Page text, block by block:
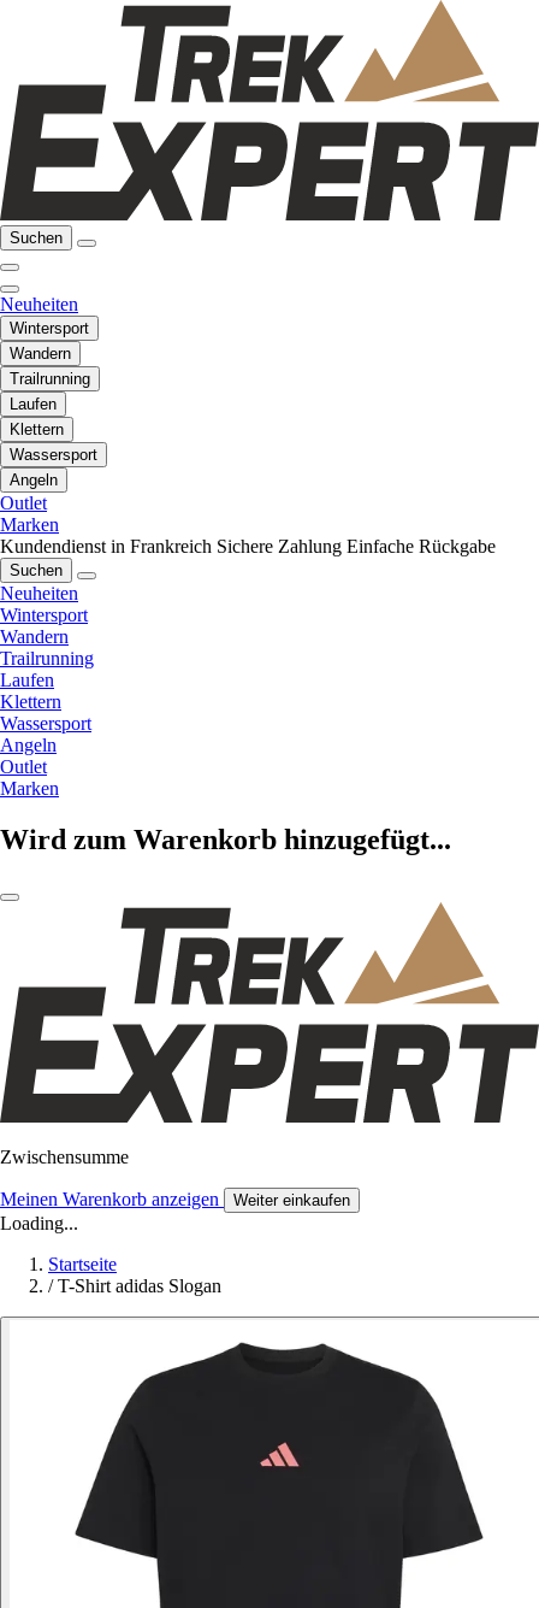
Suchen
Neuheiten
Wintersport
Wandern
Trailrunning
Laufen
Klettern
Wassersport
Angeln
Outlet
Marken
Kundendienst in Frankreich Sichere Zahlung Einfache Rückgabe
Suchen
Neuheiten
Wintersport
Wandern
Trailrunning
Laufen
Klettern
Wassersport
Angeln
Outlet
Marken
Wird zum Warenkorb hinzugefügt...
Zwischensumme
Meinen Warenkorb anzeigen Weiter einkaufen
Loading...
Startseite
/ T-Shirt adidas Slogan